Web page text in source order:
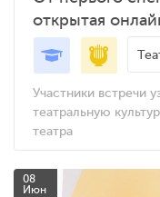
открытая
Участники встречи
театральную
театра
08
Июн